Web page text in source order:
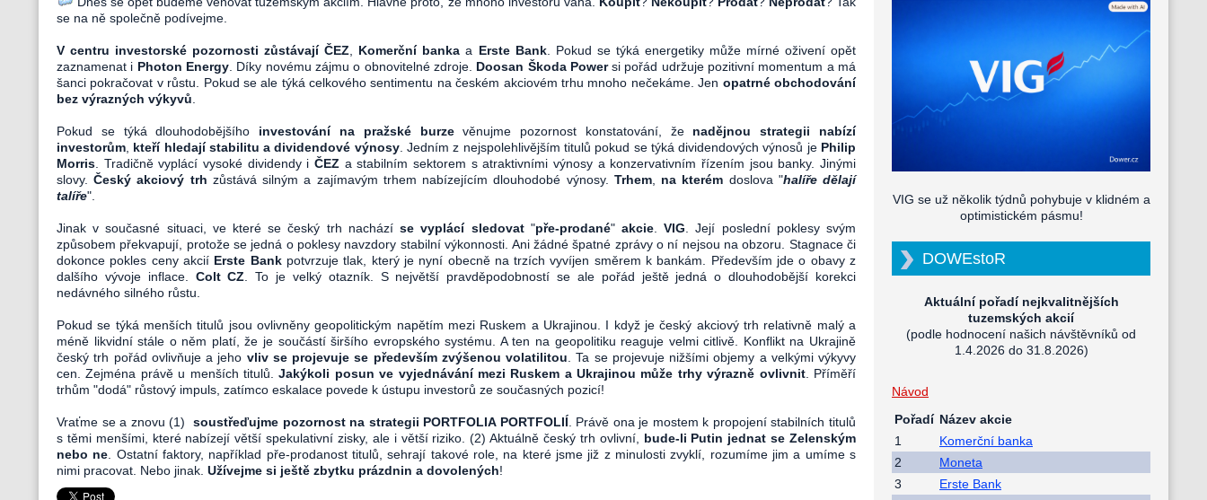
se na ně společně podívejme.
V centru investorské pozornosti zůstávají ČEZ Komerční banka a Erste Bank. Pokud se týká energetiky může mírné oživení opět
zaznamenat i Photon Energy. Díky novému zájmu o obnovitelné zdroje. Doosan Škoda Powersi pořád udržuje pozitivní momentum a má
šanci pokračovat v růstu. Pokud se ale týká celkového sentimentu na českém akciovém trhu mnoho nečekáme. Jen opatrné obchodování
bez výrazných výkyvů
Pokud se týká dlouhodobějšího investování na pražské burzevěnujme pozornost konstatování, že nadějnou strategii nabízí
investorům kteří hledají stabilitu a dividendové výnosy. Jedním z nejspolehlivějším titulů pokud se týká dividendových výnosů je Philip
Morris . Tradičně vyplácí vysoké dividendy i ČEZ a stabilním sektorem s atraktivními výnosy a konzervativním řízením jsou banky. Jinými
slovy.Český akciový trh zůstává silným a zajímavým trhem nabízejícím dlouhodobé výnosy. Trhem, na kterém doslova "halíře dělají
talíře".
Jinak v současné situaci, ve které se český trh nacházíse vyplácí sledovat"pře-prodané" akcie.VIG . Její poslední poklesy svým
způsobem překvapují, protože se jedná o poklesy navzdory stabilní výkonnosti. Ani žádné špatné zprávy o ní nejsou na obzoru. Stagnace či
dokonce pokles ceny akcií Erste Bankpotvrzuje tlak, který je nyní obecně na trzích vyvíjen směrem k bankám. Především jde o obavy z
dalšího vývoje inflace. Colt CZ . To je velký otazník. S největší pravděpodobností se ale pořád ještě jedná o dlouhodobější korekci
nedávného silného růstu.
Pokud se týká menších titulů jsou ovlivněny geopolitickým napětím mezi Ruskem a Ukrajinou. I když je český akciový trh relativně malý a
méně likvidní stále o něm platí, že je součástí širšího evropského systému. A ten na geopolitiku reaguje velmi citlivě. Konflikt na Ukrajině
český trh pořád ovlivňuje a jeho vliv se projevuje se především zvýšenou volatilitou . Ta se projevuje nižšími objemy a velkými výkyvy
cen. Zejména právě u menších titulů.Jakýkoli posun ve vyjednávání mezi Ruskem a Ukrajinou může trhy výrazně ovlivnit. Příměří
trhům "dodá" růstový impuls, zatímco eskalace povede k ústupu investorů ze současných pozicí!
Vraťme se a znovu (1)soustřeďujme pozornost na strategii PORTFOLIA PORTFOLIÍ . Právě ona je mostem k propojení stabilních titulů
s těmi menšími, které nabízejí větší spekulativní zisky, ale i větší riziko. (2) Aktuálně český trh ovlivní, bude-li Putin jednat se Zelenským
nebo ne . Ostatní faktory, například pře-prodanost titulů, sehrají takové role, na které jsme již z minulosti zvyklí, rozumíme jim a umíme s
nimi pracovat. Nebo jinak. Užívejme si ještě zbytku prázdnin a dovolených!
VIG se už několik týdnů pohybuje v klidném a
optimistickém pásmu!
DOWEstoR
Aktuální pořadí nejkvalitnějších
tuzemských akcií
(podle hodnocení našich návštěvníků od
1.4.2026 do 31.8.2026)
Návod
Pořadí Název akcie
1
Komerční banka
2
Moneta
3
Erste Bank